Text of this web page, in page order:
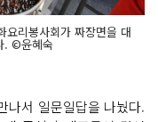
요리봉사회가 짜장면을 대
. ©윤혜숙
나서 일문일답을 나눴다.